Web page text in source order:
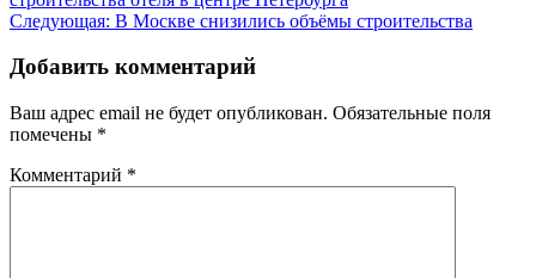
по
Следующая: В Москве снизились объёмы строительства
Добавить комментарий
Ваш адрес email не будет опубликован. Обязательные поля
помечены *
Комментарий *